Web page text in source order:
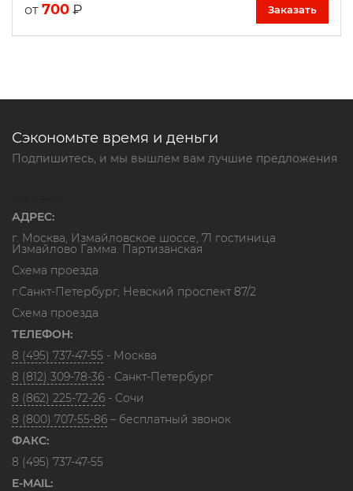
от 700 ₽ Заказать
Сэкономьте время и деньги
Подпишитесь, и мы вышлем вам лучшие предложения
АДРЕС:
г. Москва, Измайловское шоссе, 71 гостиница
Измайлово Гамма. Партизанская
Схема проезда
г.Санкт-Петербург, Невский проспект 87/2
Схема проезда
ТЕЛЕФОН:
8 (495) 737-47-55 - Москва
8 (812) 309-78-36 - Санкт-Петербург
8 (862) 225-72-26 - Сочи
8 (800) 707-55-86 – бесплатный звонок
ФАКС:
8 (495) 737-47-55
E-MAIL: